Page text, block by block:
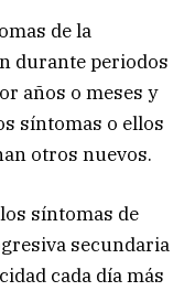
de la
durante periodos
años o meses y
síntomas o ellos
otros nuevos.
síntomas de
secundaria
cada día más